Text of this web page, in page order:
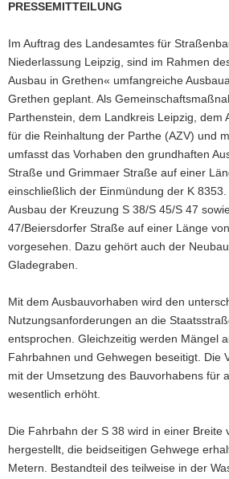
PRESSEMITTEILUNG
Im Auftrag des Landesamtes für
Niederlassung Leipzig, sind im Rahmen
Ausbau in Grethen« umfangreiche
Grethen geplant. Als
Parthenstein, dem Landkreis Leipzig, dem
für die Reinhaltung der Parthe (AZV) und
umfasst das Vorhaben den grundhaften
Straße und Grimmaer Straße auf einer
einschließlich der Einmündung der K
Ausbau der Kreuzung S 38/S 45/S 47
47/Beiersdorfer Straße auf einer Länge
vorgesehen. Dazu gehört auch der
Gladegraben.
Mit dem Ausbauvorhaben wird den
Nutzungsanforderungen an die
entsprochen. Gleichzeitig werden Mängel
Fahrbahnen und Gehwegen beseitigt. Die
mit der Umsetzung des Bauvorhabens für
wesentlich erhöht.
Die Fahrbahn der S 38 wird in einer Breite
hergestellt, die beidseitigen Gehwege
Metern. Bestandteil des teilweise in der